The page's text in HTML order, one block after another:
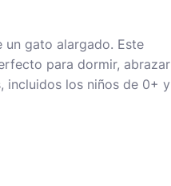
un gato alargado. Este
para dormir, abrazar
incluidos los niños de 0+ y